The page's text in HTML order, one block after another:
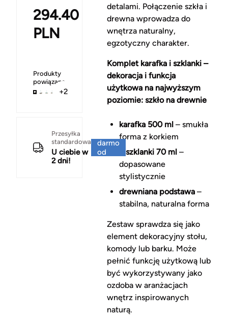
294.40
PLN
Produkty
powiązane
+2
Przesyłka
standardowa
U ciebie w
2 dni!
darmo
od
detalami. Połączenie szkła i
drewna wprowadza do
wnętrza naturalny,
egzotyczny charakter.
Komplet karafka i szklanki –
dekoracja i funkcja
użytkowa na najwyższym
poziomie: szkło na drewnie
karafka 500 ml – smukła
forma z korkiem
2 szklanki 70 ml –
dopasowane
stylistycznie
drewniana podstawa–
stabilna, naturalna forma
Zestaw sprawdza się jako
element dekoracyjny stołu,
komody lub barku. Może
pełnić funkcję użytkową lub
być wykorzystywany jako
ozdoba w aranżacjach
wnętrz inspirowanych
naturą.